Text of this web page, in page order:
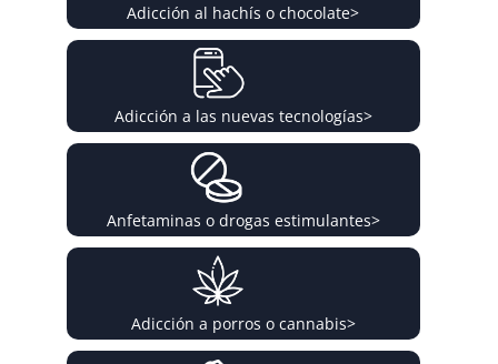
Adicción al hachís o chocolate>
Adicción a las nuevas tecnologías>
Anfetaminas o drogas estimulantes>
Adicción a porros o cannabis>